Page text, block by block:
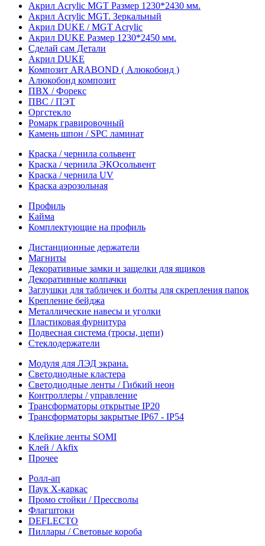
Акрил Acrylic MGT Размер 1230*2430 мм.
Акрил Acrylic MGT. Зеркальный
Акрил DUKE / MGT Acrylic
Акрил DUKE Размер 1230*2450 мм.
Сделай сам Детали
Акрил DUKE
Композит ARABOND ( Алюкобонд )
Алюкобонд композит
ПВХ / Форекс
ПВС / ПЭТ
Оргстекло
Ромарк гравировочный
Камень шпон / SPC ламинат
Краска / чернила сольвент
Краска / чернила ЭКОсольвент
Краска / чернила UV
Краска аэрозольная
Профиль
Кайма
Комплектующие на профиль
Дистанционные держатели
Магниты
Декоративные замки и защелки для ящиков
Декоративные колпачки
Заглушки для табличек и болты для скрепления папок
Крепление бейджа
Металлические навесы и уголки
Пластиковая фурнитура
Подвесная система (тросы, цепи)
Стеклодержатели
Модуля для ЛЭД экрана.
Светодиодные кластера
Светодиодные ленты / Гибкий неон
Контроллеры / управление
Трансформаторы открытые IP20
Трансформаторы закрытые IP67 - IP54
Клейкие ленты SOMI
Клей / Akfix
Прочее
Ролл-ап
Паук X-каркас
Промо стойки / Прессволы
Флагштоки
DEFLECTO
Пиллары / Световые короба